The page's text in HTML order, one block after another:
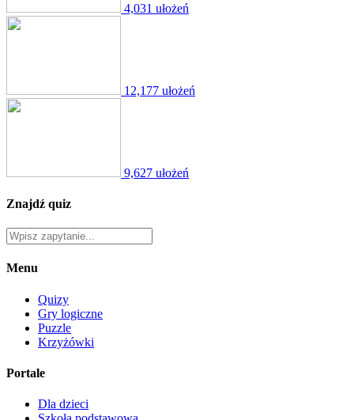
4,031 ułożeń
12,177 ułożeń
9,627 ułożeń
Znajdź quiz
Menu
Quizy
Gry logiczne
Puzzle
Krzyżówki
Portale
Dla dzieci